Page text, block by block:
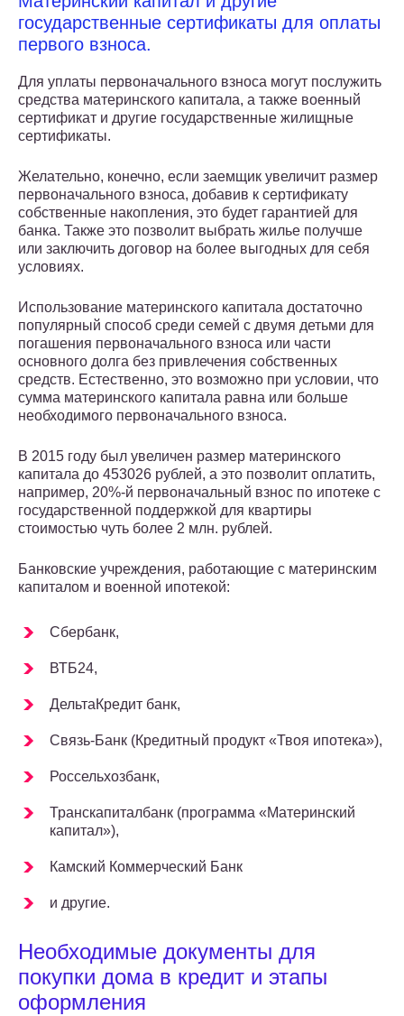
государственные сертификаты для оплаты
первого взноса.
Для уплаты первоначального взноса могут послужить
средства материнского капитала, а также военный
сертификат и другие государственные жилищные
сертификаты.
Желательно, конечно, если заемщик увеличит размер
первоначального взноса, добавив к сертификату
собственные накопления, это будет гарантией для
банка. Также это позволит выбрать жилье получше
или заключить договор на более выгодных для себя
условиях.
Использование материнского капитала достаточно
популярный способ среди семей с двумя детьми для
погашения первоначального взноса или части
основного долга без привлечения собственных
средств. Естественно, это возможно при условии, что
сумма материнского капитала равна или больше
необходимого первоначального взноса.
В 2015 году был увеличен размер материнского
капитала до 453026 рублей, а это позволит оплатить,
например, 20%-й первоначальный взнос по ипотеке с
государственной поддержкой для квартиры
стоимостью чуть более 2 млн. рублей.
Банковские учреждения, работающие с материнским
капиталом и военной ипотекой:
Сбербанк,
ВТБ24,
ДельтаКредит банк,
Связь-Банк (Кредитный продукт «Твоя ипотека»),
Россельхозбанк,
Транскапиталбанк (программа «Материнский
капитал»),
Камский Коммерческий Банк
и другие.
Необходимые документы для
покупки дома в кредит и этапы
оформления